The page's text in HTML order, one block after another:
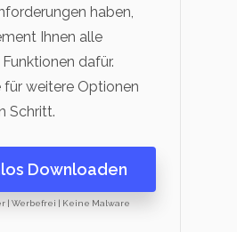
haben,
Ihnen alle
dafür.
für weitere Optionen
Schritt.
Downloaden
| Werbefrei | Keine Malware